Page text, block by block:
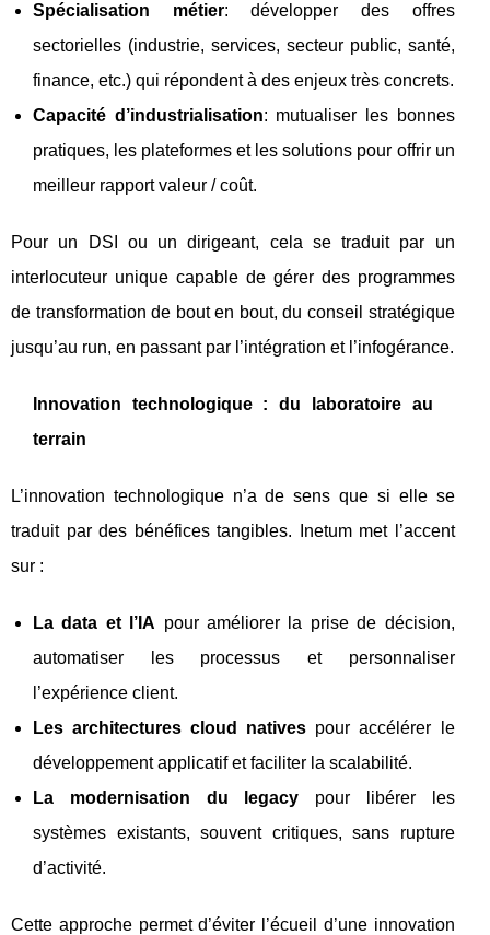
Spécialisation métier: développer des offres
sectorielles (industrie, services, secteur public, santé,
finance, etc.) qui répondent à des enjeux très concrets.
Capacité d’industrialisation: mutualiser les bonnes
pratiques, les plateformes et les solutions pour offrir un
meilleur rapport valeur / coût.
Pour un DSI ou un dirigeant, cela se traduit par un
interlocuteur unique capable de gérer des programmes
de transformation de bout en bout, du conseil stratégique
jusqu’au run, en passant par l’intégration et l’infogérance.
Innovation technologique : du laboratoire au
terrain
L’innovation technologique n’a de sens que si elle se
traduit par des bénéfices tangibles. Inetum met l’accent
sur :
La data et l’IA pour améliorer la prise de décision,
automatiser les processus et personnaliser
l’expérience client.
Les architectures cloud natives pour accélérer le
développement applicatif et faciliter la scalabilité.
La modernisation du legacy pour libérer les
systèmes existants, souvent critiques, sans rupture
d’activité.
Cette approche permet d’éviter l’écueil d’une innovation